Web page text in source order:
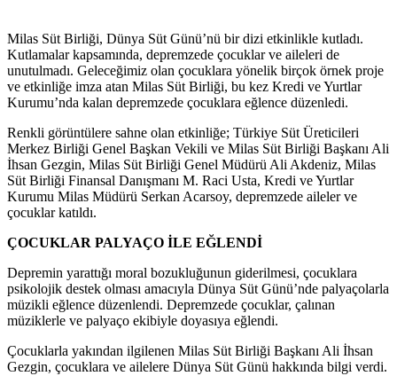
Milas Süt Birliği, Dünya Süt Günü’nü bir dizi etkinlikle kutladı.
Kutlamalar kapsamında, depremzede çocuklar ve aileleri de
unutulmadı. Geleceğimiz olan çocuklara yönelik birçok örnek proje
ve etkinliğe imza atan Milas Süt Birliği, bu kez Kredi ve Yurtlar
Kurumu’nda kalan depremzede çocuklara eğlence düzenledi.
Renkli görüntülere sahne olan etkinliğe; Türkiye Süt Üreticileri
Merkez Birliği Genel Başkan Vekili ve Milas Süt Birliği Başkanı Ali
İhsan Gezgin, Milas Süt Birliği Genel Müdürü Ali Akdeniz, Milas
Süt Birliği Finansal Danışmanı M. Raci Usta, Kredi ve Yurtlar
Kurumu Milas Müdürü Serkan Acarsoy, depremzede aileler ve
çocuklar katıldı.
ÇOCUKLAR PALYAÇO İLE EĞLENDİ
Depremin yarattığı moral bozukluğunun giderilmesi, çocuklara
psikolojik destek olması amacıyla Dünya Süt Günü’nde palyaçolarla
müzikli eğlence düzenlendi. Depremzede çocuklar, çalınan
müziklerle ve palyaço ekibiyle doyasıya eğlendi.
Çocuklarla yakından ilgilenen Milas Süt Birliği Başkanı Ali İhsan
Gezgin, çocuklara ve ailelere Dünya Süt Günü hakkında bilgi verdi.